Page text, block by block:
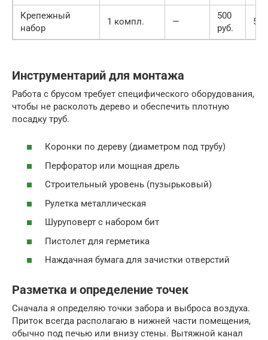
Крепежный
набор
1 компл. —
500
руб.
500
Инструментарий для монтажа
Работа с брусом требует специфического оборудования,
чтобы не расколоть дерево и обеспечить плотную
посадку труб.
Коронки по дереву (диаметром под трубу)
Перфоратор или мощная дрель
Строительный уровень (пузырьковый)
Рулетка металлическая
Шуруповерт с набором бит
Пистолет для герметика
Наждачная бумага для зачистки отверстий
Разметка и определение точек
Сначала я определяю точки забора и выброса воздуха.
Приток всегда располагаю в нижней части помещения,
обычно под печью или внизу стены. Вытяжной канал